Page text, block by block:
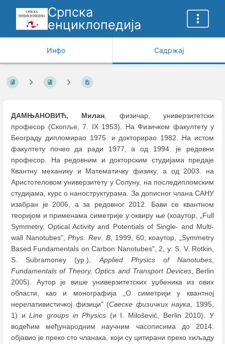
Српска
енциклопедија
Инфо Садржај
ДАМЊАНОВИЋ, Милан, физичар, универзитетски
професор (Скопље, 7. IX 1953). На Физичком факултету у
Београду дипломирао 1975. и докторирао 1982. На истом
факултету почео да ради 1977, а од 1994. је редовни
професор. На редовним и докторским студијама предаје
Квантну механику и Математичку физику, а од 2003. на
Аристотеловом универзитету у Солуну, на последипломским
студијама, курс о наноструктурама. За дописног члана САНУ
изабран је 2006, а за редовног 2012. Бави се квантном
теоријом и применама симетрије у оквиру ње (коаутор, „Full
Symmetry, Optical Activity and Potentials of Single- and Multi-
wall Nanotubes",Phys. Rev. B, 1999, 60; коаутор, „Symmetry
Based Fundamentals on Carbon Nanotubes", 2, у: S. V. Rotkin,
S. Subramoney (ур.),Applied Physics of Nanotubes,
Fundamentals of Theory, Optics and Transport Devices, Berlin
2005). Аутор је више универзитетских уџбеника из ових
области, као и монографијa „О симетрији у квантној
нерелaтивистичкој физици" (Свеске физичких наука, 1995,
1) иLine groups in Physics (и I. Milošević, Berlin 2010). У
водећим међународним научним часописима до 2014.
објавио је преко сто чланака, који су цитирани преко хиљаду